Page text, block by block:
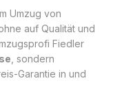
Umzug von
auf Qualität und
Fiedler
, sondern
Garantie in und